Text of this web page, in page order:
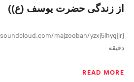
از زندگی حضرت یوسف (ع))
دقیقه
READ MORE